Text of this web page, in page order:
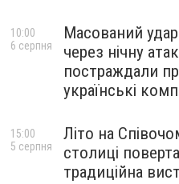
Масований удар
через нічну
постраждали
українські
10:00
6 серпня
Літо на
столиці
традиційна
15:00
5 серпня